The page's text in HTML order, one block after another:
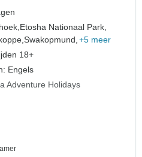
Etosha Nationaal Park,
Swakopmund, +5 meer
18+
Engels
Adventure Holidays